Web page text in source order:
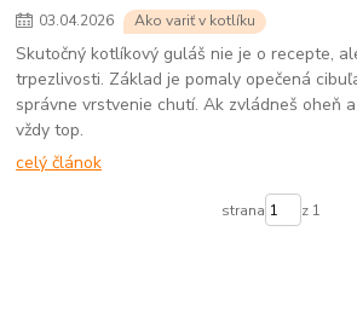
03.04.2026 Ako variť v kotlíku
Skutočný kotlíkový guláš nie je o recepte,
trpezlivosti. Základ je pomaly opečená
správne vrstvenie chutí. Ak zvládneš oheň
vždy top.
celý článok
strana z 1